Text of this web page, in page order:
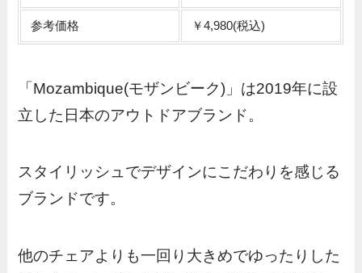
参考価格 ￥4,980(税込)
「Mozambique(モザンビーク)」は2019年に設
立した日本のアウトドアブランド。
スタイリッシュでデザインにこだわりを感じる
ブランドです。
他のチェアよりも一回り大きめでゆったりした